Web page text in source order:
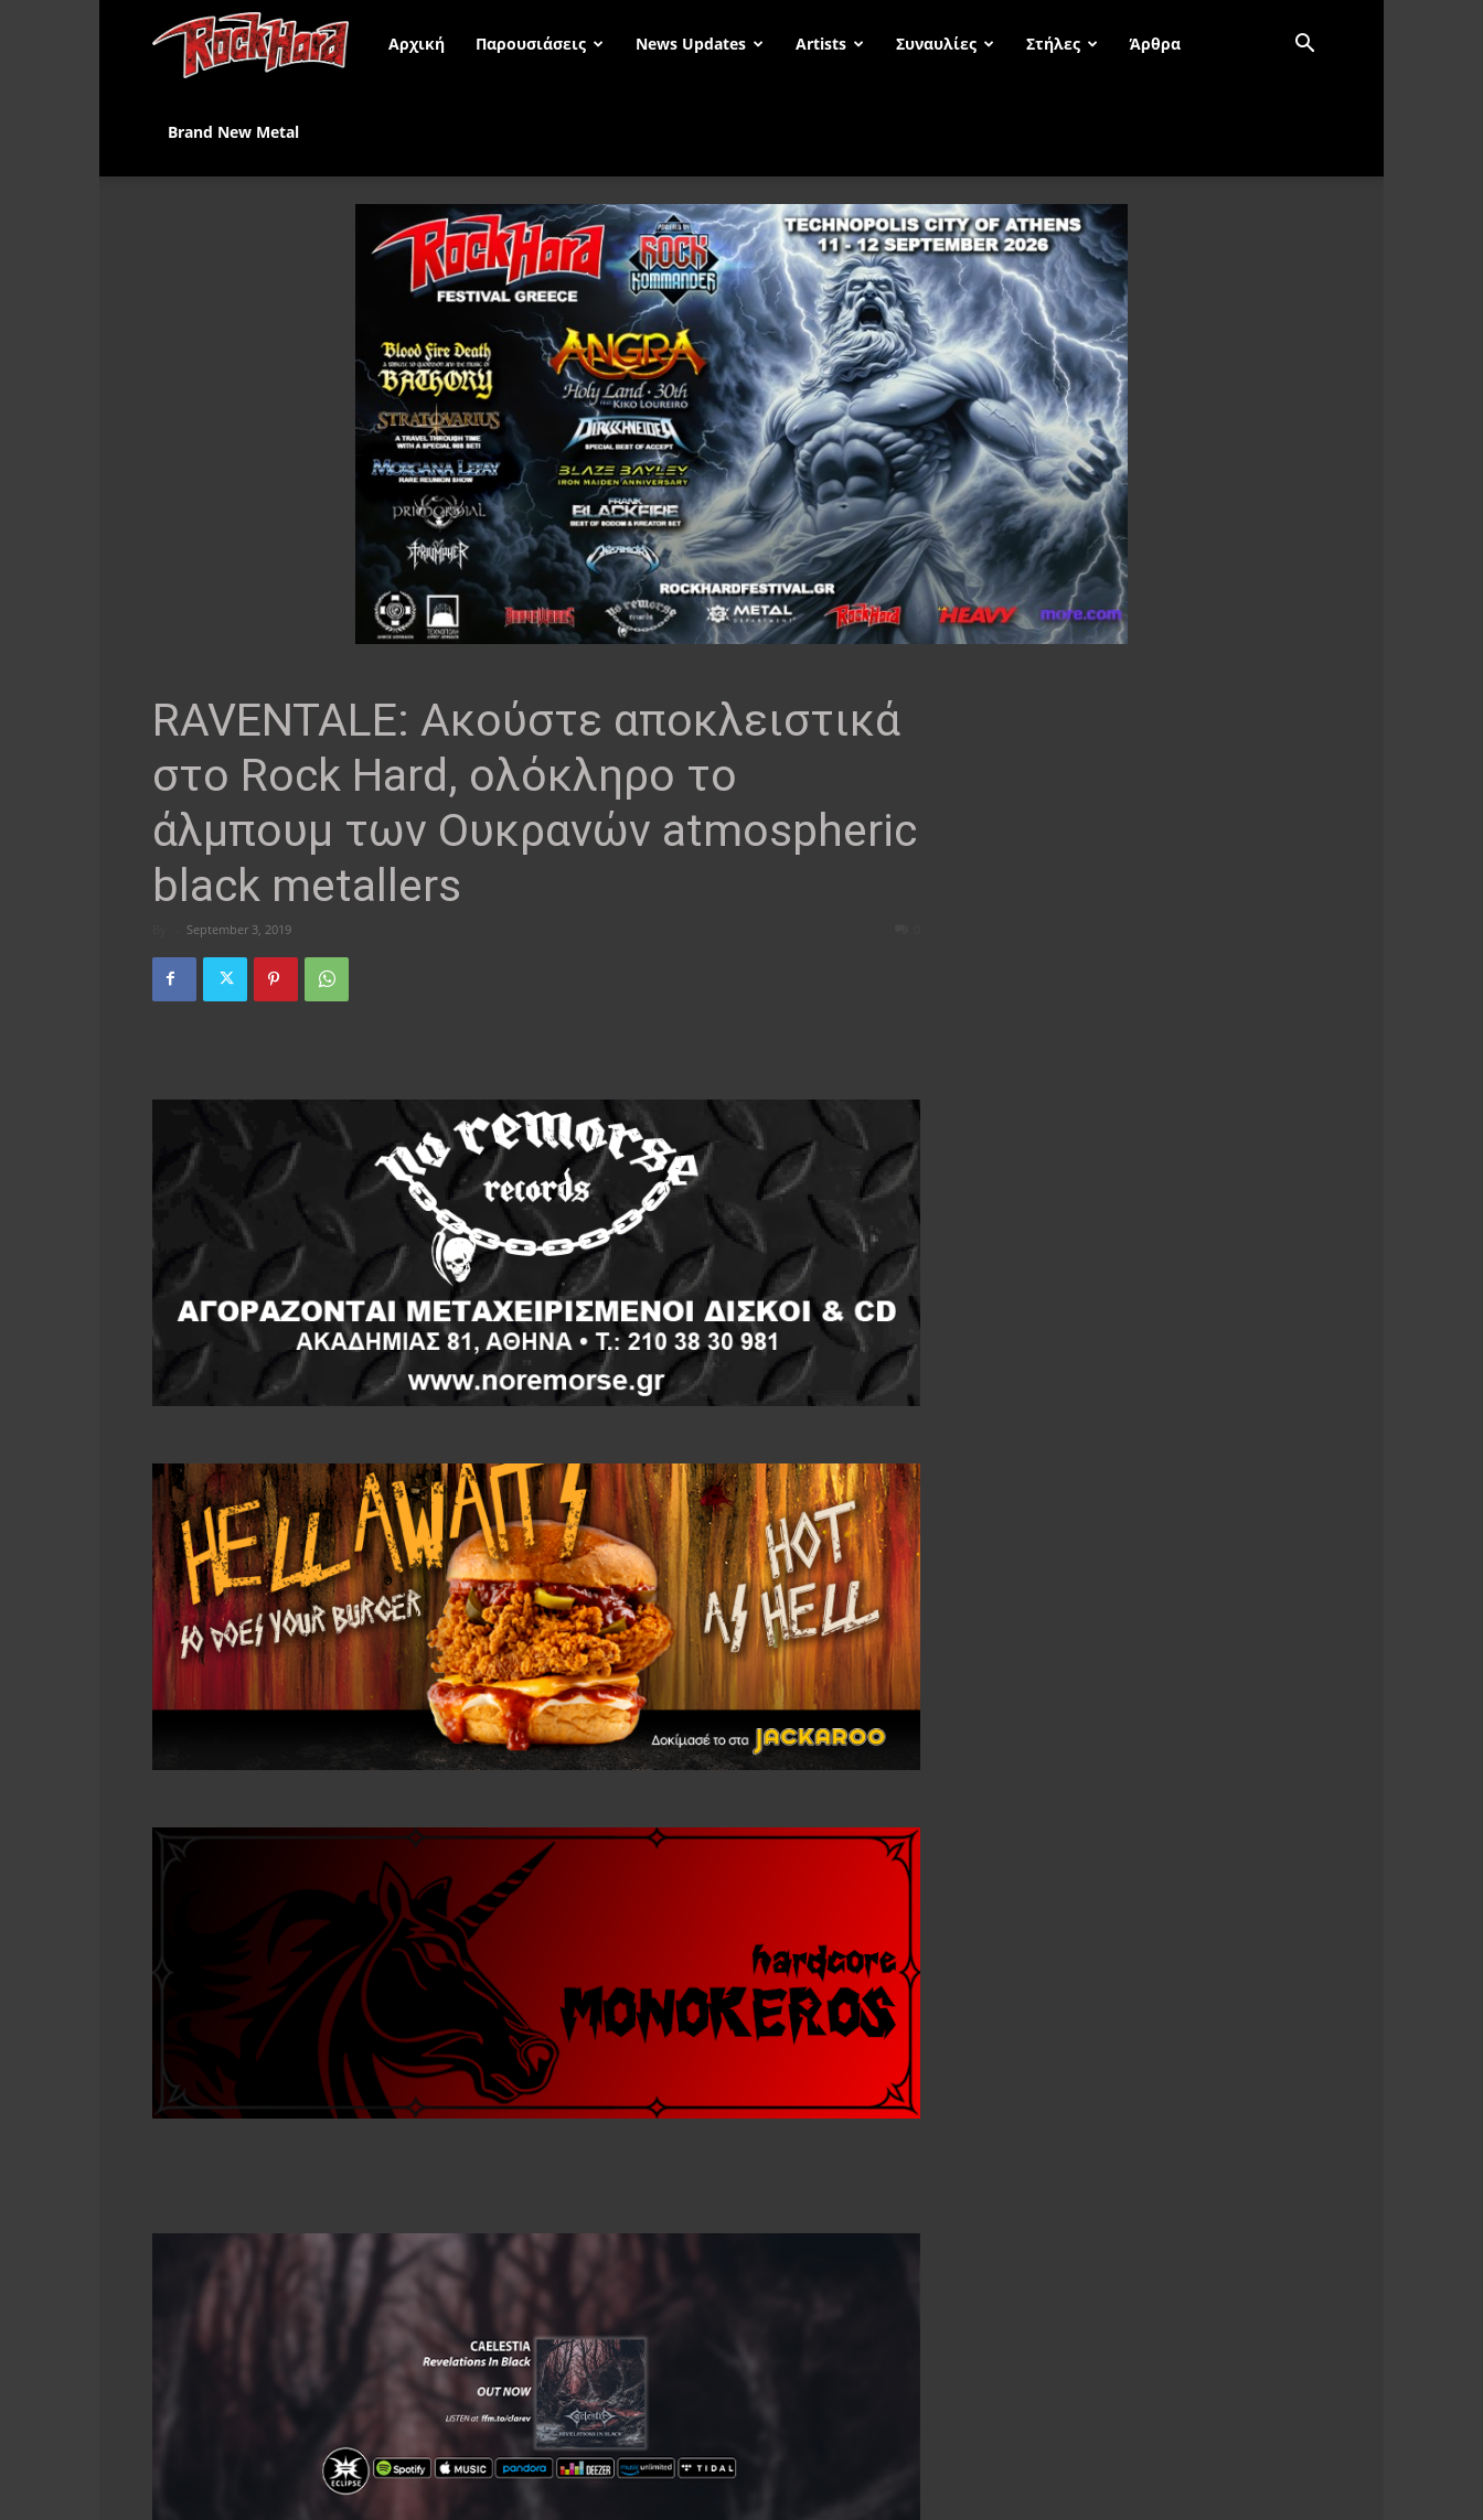
Rock
Greece
Αρχική Παρουσιάσεις News Updates Artists Συναυλίες Στήλες Άρθρα
Brand New Metal
RAVENTALE: Ακούστε αποκλειστικά
στο Rock Hard, ολόκληρο το
άλμπουμ των Ουκρανών atmospheric
black metallers
September 3, 2019